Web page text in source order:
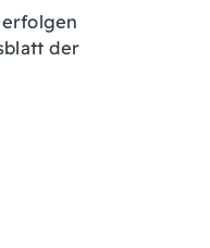
der